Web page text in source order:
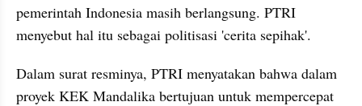
pemerintah Indonesia masih berlangsung. PTRI
menyebut hal itu sebagai politisasi 'cerita sepihak'.
Dalam surat resminya, PTRI menyatakan bahwa dalam
proyek KEK Mandalika bertujuan untuk mempercepat